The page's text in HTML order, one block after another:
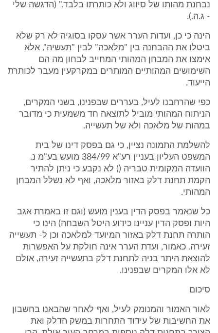
נבחנת מהותו של סיווג ולא כותרתו בלבד." (הדגשה שלי
- ג.ה.).
הינה כי כן, ועדות הערר אשר עסקו בסוגיה לא רק שלא
ביטלו את ההבחנה בין "מלאכה" לבין "תעשיה", אלא
אימצו את המבחן המהותי המחייב לבחון מה הם
השימושים המהותיים המותרים במקרקעין מעבר לכותרת
הייעוד.
כפי שהרחבנו לעיל, בעררים שבפנינו, בשני המקרים,
הניתוח המהותי מוביל לתוצאה חד משמעית כי מדובר
במהות של מלאכה ולא של תעשייה.
להשלמת התמונה נציין, כי גם בפסק דינו של בית
המשפט העליון בעניין רע"א 384/99 מועש בע"מ נ.
הוועדה המקומית טבריה () לא נקבע כי ניתן להתיר
הקמת תחנת דלק באזור מלאכה, ואף לא נשלל המבחן
המהותי.
כל שנאמר בפסק הדין בענין מועש (וגם זו באמרת אגב
היות ופסק הדין עניינו כידוע היטל השבחה) הינו כי
הותרה תחנת דלק באזור המיועד למלאכה וכן ל- תעשייה
זעירה. כאמור, ועדת הערר אינה חולקת על האפשרות
להוצאת היתר בניה לתחנת דלק בתעשייה זעירה, אולם
לא אלו המקרים שבפנינו.
סיכום
לאור האמור והמנומק לעיל, ואף לאחר שהבאנו בחשבון
את החשיבות של עידוד התחרות במשק הדלק ואת